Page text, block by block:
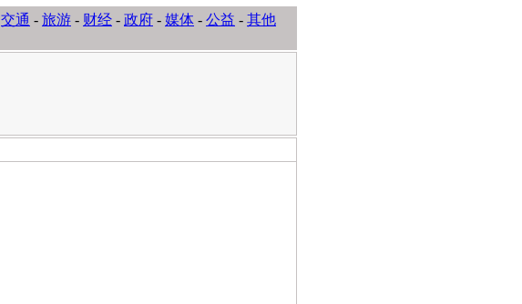
交通 - 旅游 - 财经 - 政府 - 媒体 - 公益 - 其他